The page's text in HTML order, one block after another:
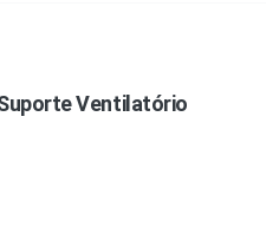
Ventilatório